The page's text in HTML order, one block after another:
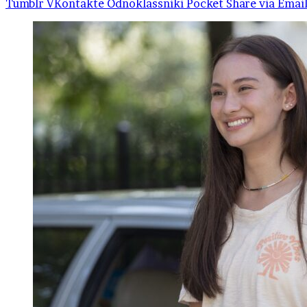
Tumblr VKontakte Odnoklassniki Pocket Share via Email